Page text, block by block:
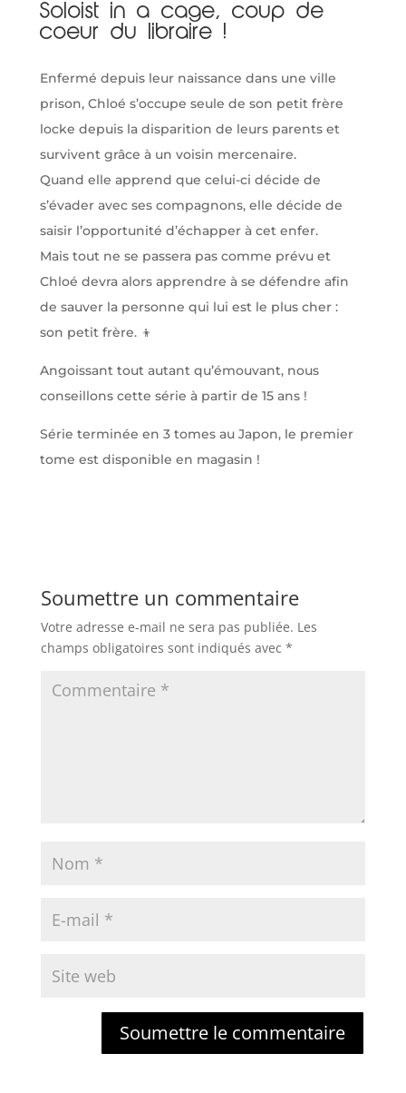
Soloist in a cage, coup de
coeur du libraire !
Enfermé depuis leur naissance dans une ville
prison, Chloé s’occupe seule de son petit frère
locke depuis la disparition de leurs parents et
survivent grâce à un voisin mercenaire.
Quand elle apprend que celui-ci décide de
s’évader avec ses compagnons, elle décide de
saisir l’opportunité d’échapper à cet enfer.
Mais tout ne se passera pas comme prévu et
Chloé devra alors apprendre à se défendre afin
de sauver la personne qui lui est le plus cher :
son petit frère. 👦
Angoissant tout autant qu’émouvant, nous
conseillons cette série à partir de 15 ans !
Série terminée en 3 tomes au Japon, le premier
tome est disponible en magasin !
Soumettre un commentaire
Votre adresse e-mail ne sera pas publiée. Les
champs obligatoires sont indiqués avec *
Soumettre le commentaire